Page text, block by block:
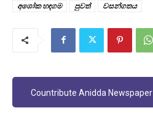
අශෝක හඳගම
පුවත් වසන්ගතය
Countribute Anidda Newspaper